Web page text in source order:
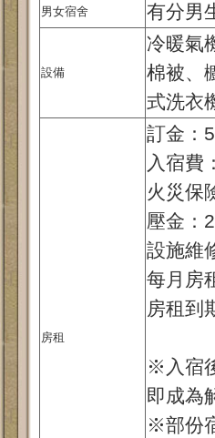
男女宿舍 有分男
設備
冷暖氣
棉被、
式洗衣
房租
訂金：
入宿費
火災保
壓金：
設施維
每月房
房租到
※入宿
即成為
※部份